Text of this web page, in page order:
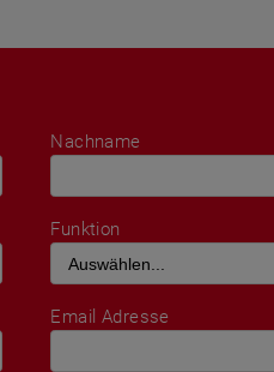
Nachname
Funktion
Email Adresse